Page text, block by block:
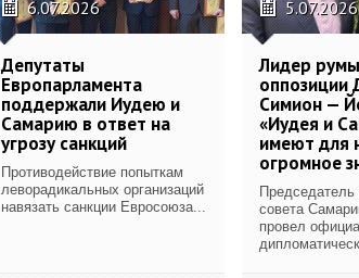
6.07.2026
Депутаты
Европарламента
поддержали Иудею и
Самарию в ответ на
угрозу санкций
Противодействие попыткам
леворадикальных организаций
навязать санкции Евросоюза...
5.07.2026
Лидер
Симион —
«Иудея и
имеют для
огромное
Председатель
совета
провел